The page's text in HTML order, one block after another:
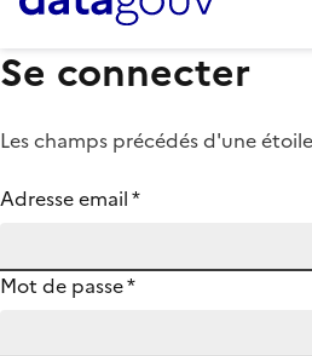
Se connecter
Les champs précédés d'une
Adresse email*
Mot de passe*